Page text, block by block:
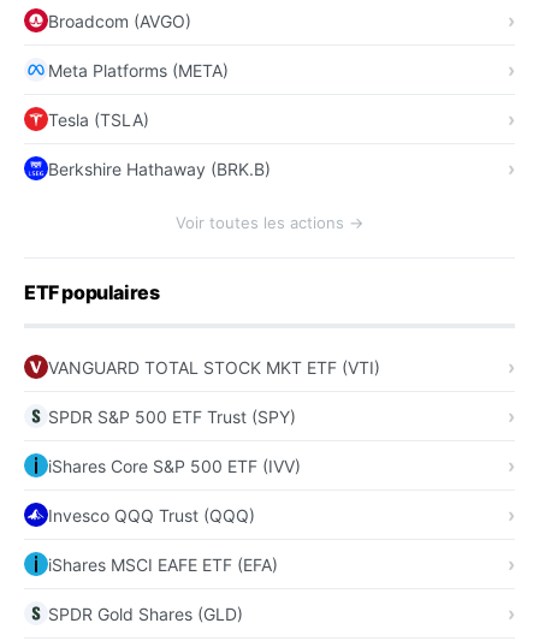
Broadcom (AVGO)
Meta Platforms (META)
Tesla (TSLA)
Berkshire Hathaway (BRK.B)
Voir toutes les actions →
ETF populaires
VANGUARD TOTAL STOCK MKT ETF (VTI)
SPDR S&P 500 ETF Trust (SPY)
iShares Core S&P 500 ETF (IVV)
Invesco QQQ Trust (QQQ)
iShares MSCI EAFE ETF (EFA)
SPDR Gold Shares (GLD)